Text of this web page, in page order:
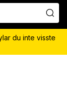
du inte visste